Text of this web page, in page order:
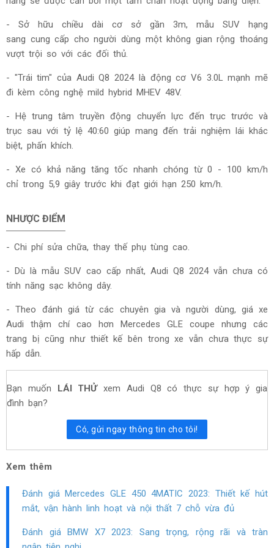
- Sở hữu chiều dài cơ sở gần 3m, mẫu SUV hạng
sang cung cấp cho người dùng một không gian rộng thoáng
vượt trội so với các đối thủ.
- "Trái tim" của Audi Q8 2024 là động cơ V6 3.0L mạnh mẽ
đi kèm công nghệ mild hybrid MHEV 48V.
- Hệ trung tâm truyền động chuyển lực đến trục trước và
trục sau với tỷ lệ 40:60 giúp mang đến trải nghiệm lái khác
biệt, phấn khích.
- Xe có khả năng tăng tốc nhanh chóng từ 0 - 100 km/h
chỉ trong 5,9 giây trước khi đạt giới hạn 250 km/h.
NHƯỢC ĐIỂM
- Chi phí sửa chữa, thay thế phụ tùng cao.
- Dù là mẫu SUV cao cấp nhất, Audi Q8 2024 vẫn chưa có
tính năng sạc không dây.
- Theo đánh giá từ các chuyên gia và người dùng, giá xe
Audi thậm chí cao hơn Mercedes GLE coupe nhưng các
trang bị cũng như thiết kế bên trong xe vẫn chưa thực sự
hấp dẫn.
Bạn muốn LÁI THỬxem Audi Q8 có thực sự hợp ý gia
đình bạn?
Có, gửi ngay thông tin cho tôi!
Xem thêm
Đánh giá Mercedes GLE 450 4MATIC 2023: Thiết kế hút
mắt, vận hành linh hoạt và nội thất 7 chỗ vừa đủ
Đánh giá BMW X7 2023: Sang trọng, rộng rãi và tràn